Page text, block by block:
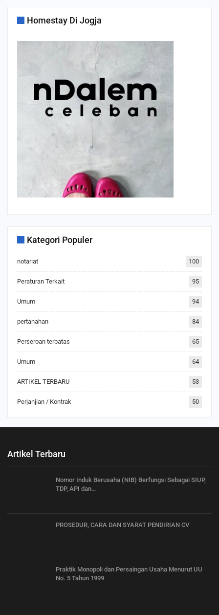
Homestay Di Jogja
Kategori Populer
notariat 100
Peraturan Terkait 95
Umum 94
pertanahan 84
Perseroan terbatas 65
Umum 64
ARTIKEL TERBARU 53
Perjanjian / Kontrak 50
Artikel Terbaru
Nomor Induk Berusaha (NIB) Berfungsi Sebagai SIUP,
TDP, API dan…
PROSEDUR, CARA DAN SYARAT PENDIRIAN CV
Praktik Monopoli dan Persaingan Usaha Menurut UU
No. 5 Tahun 1999